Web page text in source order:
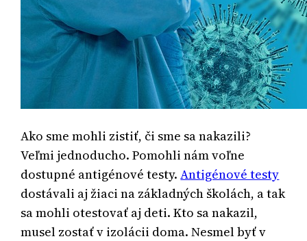
Ako sme mohli zistiť, či sme sa nakazili?
Veľmi jednoducho. Pomohli nám voľne
dostupné antigénové testy.Antigénové testy
dostávali aj žiaci na základných školách, a tak
sa mohli otestovať aj deti. Kto sa nakazil,
musel zostať v izolácii doma. Nesmel byť v